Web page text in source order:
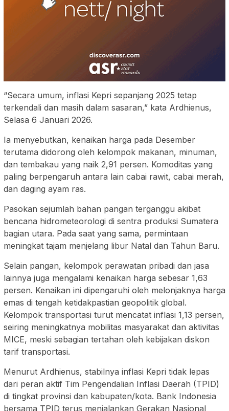
“Secara umum, inflasi Kepri sepanjang 2025 tetap
terkendali dan masih dalam sasaran,” kata Ardhienus,
Selasa 6 Januari 2026.
Ia menyebutkan, kenaikan harga pada Desember
terutama didorong oleh kelompok makanan, minuman,
dan tembakau yang naik 2,91 persen. Komoditas yang
paling berpengaruh antara lain cabai rawit, cabai merah,
dan daging ayam ras.
Pasokan sejumlah bahan pangan terganggu akibat
bencana hidrometeorologi di sentra produksi Sumatera
bagian utara. Pada saat yang sama, permintaan
meningkat tajam menjelang libur Natal dan Tahun Baru.
Selain pangan, kelompok perawatan pribadi dan jasa
lainnya juga mengalami kenaikan harga sebesar 1,63
persen. Kenaikan ini dipengaruhi oleh melonjaknya harga
emas di tengah ketidakpastian geopolitik global.
Kelompok transportasi turut mencatat inflasi 1,13 persen,
seiring meningkatnya mobilitas masyarakat dan aktivitas
MICE, meski sebagian tertahan oleh kebijakan diskon
tarif transportasi.
Menurut Ardhienus, stabilnya inflasi Kepri tidak lepas
dari peran aktif Tim Pengendalian Inflasi Daerah (TPID)
di tingkat provinsi dan kabupaten/kota. Bank Indonesia
bersama TPID terus menjalankan Gerakan Nasional